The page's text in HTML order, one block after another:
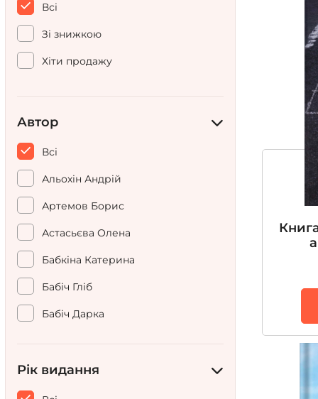
Всі
Зі знижкою
Хіти продажу
Автор
Всі
Альохін Андрій
Артемов Борис
Астасьєва Олена
Бабкіна Катерина
Бабіч Гліб
Бабіч Дарка
Блиндюк Іван
Бобик Ірина
Рік видання